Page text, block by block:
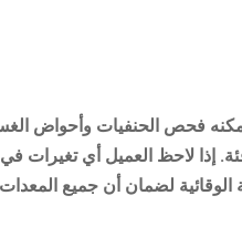
يمكنه فحص الحنفيات وأحواض
إذا لاحظ العميل أي تغيرات
لضمان أن جميع المعدات